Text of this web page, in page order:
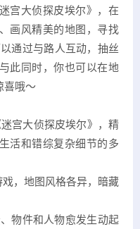
宫大侦探皮埃尔》，在
画风精美的地图，寻找
通过与路人互动，抽丝
此同时，你也可以在地
喜哦～
宫大侦探皮埃尔》，精
活和错综复杂细节的多
，地图风格各异，暗藏
物件和人物愈发生动起